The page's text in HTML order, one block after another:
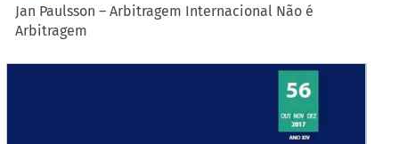
Jan Paulsson – Arbitragem Internacional Não é
Arbitragem